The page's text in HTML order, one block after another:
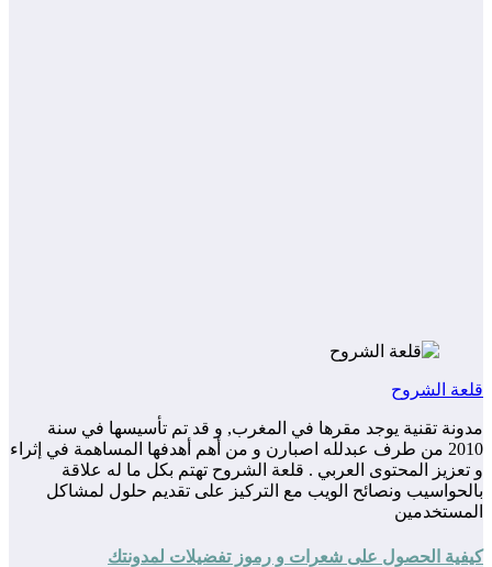
قلعة الشروح
مدونة تقنية يوجد مقرها في المغرب, و قد تم تأسيسها في سنة
2010 من طرف عبدلله اصبارن و من أهم أهدفها المساهمة في إثراء
و تعزيز المحتوى العربي . قلعة الشروح تهتم بكل ما له علاقة
بالحواسيب ونصائح الويب مع التركيز على تقديم حلول لمشاكل
المستخدمين
كيفية الحصول على شعرات و رموز تفضيلات لمدونتك